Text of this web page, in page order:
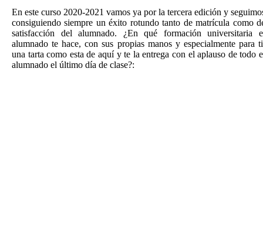
En este curso 2020-2021 vamos ya por la tercera edición y
consiguiendo siempre un éxito rotundo tanto de matrícula como
satisfacción del alumnado. ¿En qué formación universitaria
alumnado te hace, con sus propias manos y especialmente para
una tarta como esta de aquí y te la entrega con el aplauso de todo
alumnado el último día de clase?: